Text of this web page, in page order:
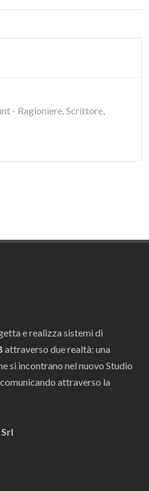
- Ragioniere, Scrittore,
e realizza sistemi di
attraverso due realtà: una
si incontrano nel nuovo Studio
attraverso la